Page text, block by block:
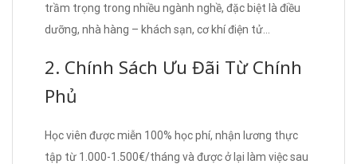
trầm trọng trong nhiều ngành nghề, đặc biệt là điều
dưỡng, nhà hàng – khách sạn, cơ khí điện tử…
2. Chính Sách Ưu Đãi Từ Chính
Phủ
Học viên được miễn 100% học phí, nhận lương thực
tập từ 1.000-1.500€/tháng và được ở lại làm việc sau